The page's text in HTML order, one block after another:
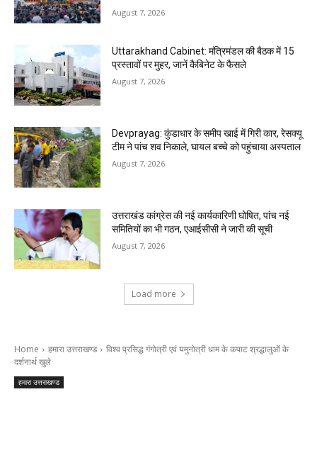
August 7, 2026
Uttarakhand Cabinet: मंत्रिमंडल की बैठक में 15
प्रस्तावों पर मुहर, जानें कैबिनेट के फैसले
August 7, 2026
Devprayag: कुंडाधार के समीप खाई में गिरी कार, रेसक्यू
टीम ने पांच शव निकाले, घायल बच्चे को पहुंचाया अस्पताल
August 7, 2026
उत्तराखंड कांग्रेस की नई कार्यकारिणी घोषित, पांच नई
समितियों का भी गठन, एआईसीसी ने जारी की सूची
August 7, 2026
Load more